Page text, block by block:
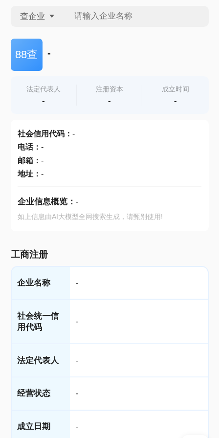
查企业
查企业
查产地
88查 -
法定代表人
-
注册资本
-
成立时间
-
社会信用代码： -
电话： -
邮箱： -
地址： -
企业信息概览： -
如上信息由AI大模型全网搜索生成，请甄别使用!
工商注册
企业名称 -
社会统一信
用代码
-
法定代表人 -
经营状态 -
成立日期 -